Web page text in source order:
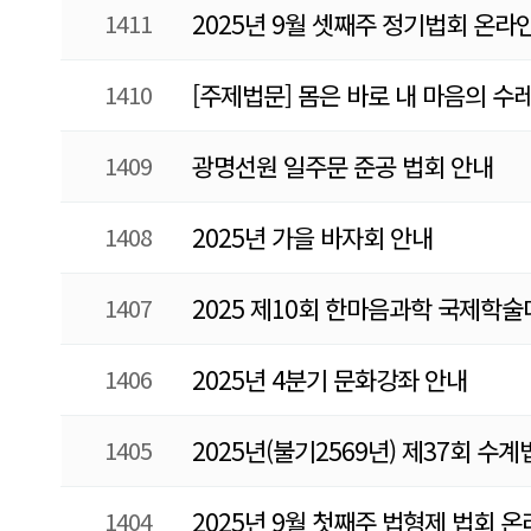
1411 2025년 9월 셋째주 정기법회 온라
1410 [주제법문] 몸은 바로 내 마음의 수
1409 광명선원 일주문 준공 법회 안내
1408 2025년 가을 바자회 안내
1407 2025 제10회 한마음과학 국제학술
1406 2025년 4분기 문화강좌 안내
1405 2025년(불기2569년) 제37회 수계
1404 2025년 9월 첫째주 법형제 법회 온